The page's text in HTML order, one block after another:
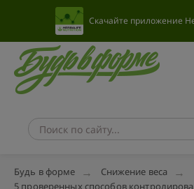
Скачайте приложение
Будь в форме
Снижение веса
5 проверенных способов